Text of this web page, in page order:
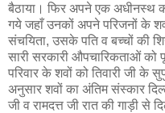
बैठाया। फिर अपने एक अधीनस्थ
गये जहाँ उनकों अपने परिजनों के
संचयिता, उसके पति व बच्चों की
सारी सरकारी औपचारिकताओं
परिवार के शवों को तिवारी जी के
अनुसार शवों का अंतिम संस्कार
जी व रामदत्त जी रात की गाड़ी से